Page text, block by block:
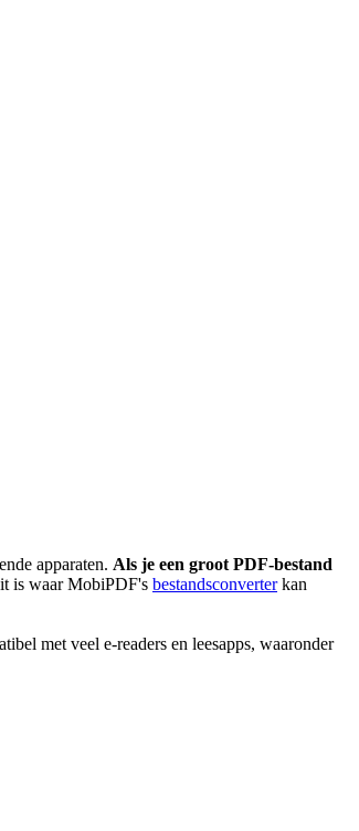
apparaten. Als je een groot PDF-bestand
is waar MobiPDF's bestandsconverterkan
met veel e-readers en leesapps, waaronder